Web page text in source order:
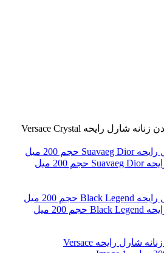
اسپری بدن زنانه شارل رایحه Versace Crystal